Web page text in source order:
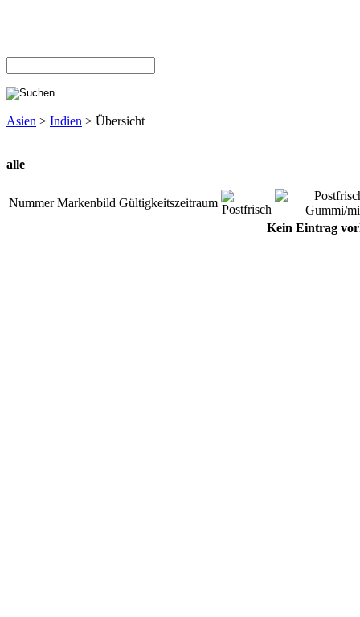
Asien > Indien > Übersicht
alle
Nummer Markenbild Gültigkeitszeitraum
Kein Eintrag